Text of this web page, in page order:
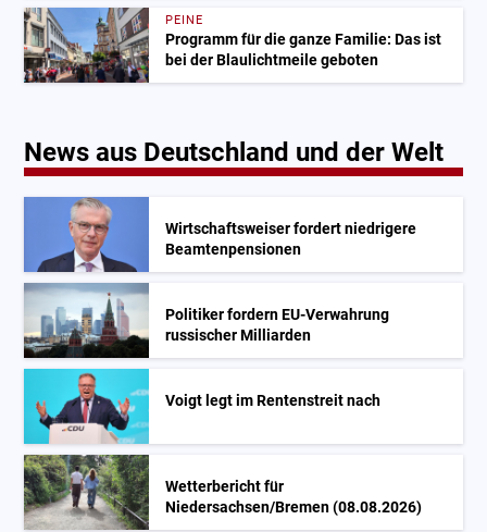
PEINE
Programm für die ganze Familie: Das ist
bei der Blaulichtmeile geboten
News aus Deutschland und der Welt
Wirtschaftsweiser fordert niedrigere
Beamtenpensionen
Politiker fordern EU-Verwahrung
russischer Milliarden
Voigt legt im Rentenstreit nach
Wetterbericht für
Niedersachsen/Bremen (08.08.2026)